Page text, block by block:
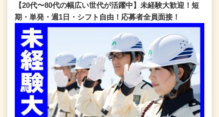
【20代〜80代の幅広い世代が活躍中】未経験大歓迎！短
期・単発・週1日・シフト自由！応募者全員面接！